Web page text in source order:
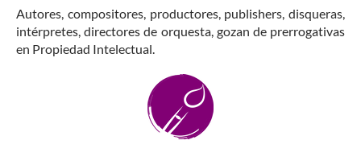
Autores, compositores, productores, publishers, disqueras,
intérpretes, directores de orquesta, gozan de prerrogativas
en Propiedad Intelectual.